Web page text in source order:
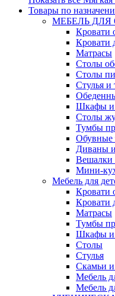
Товары по
МЕБЕЛЬ
Кровати
Кровати
Матрасы
Столы
Столы
Стулья и
Шкафы и
Столы
Тумбы
Обувные
Диваны
Вешалки
Мини-
Мебель для
Кровати
Кровати
Матрасы
Тумбы
Шкафы и
Столы
Стулья
Скамьи и
Мебель
Мебель